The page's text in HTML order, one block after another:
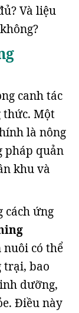
Và liệu
canh tác
thức. Một
là nông
pháp quản
khu và
cách ứng
nuôi có thể
trại, bao
dưỡng,
Điều này